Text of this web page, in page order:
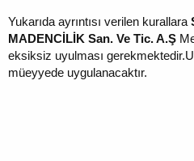
Yukarıda ayrıntısı verilen kurallara
MADENCİLİK San. Ve Tic. A.Ş
eksiksiz uyulması
müeyyede uygulanacaktır.